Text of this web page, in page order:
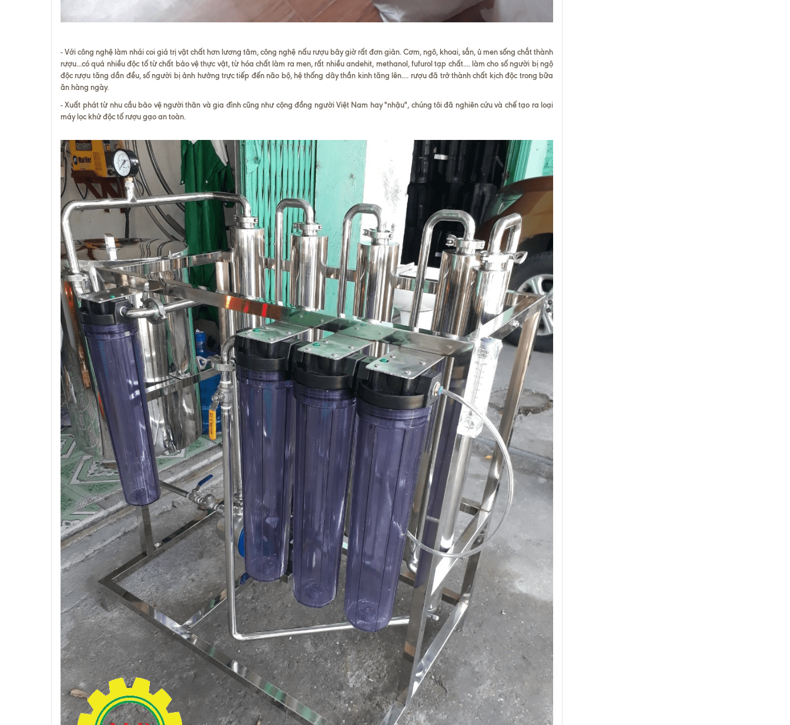
- Với công nghệ làm nhái coi giá trị vật chất hơn lương tâm, công nghệ nấu rượu bây giờ rất đơn giản. Cơm, ngô, khoai, sắn, ủ men sống chắt thành
rượu...có quá nhiều độc tố từ chất bảo vệ thực vật, từ hóa chất làm ra men, rất nhiều andehit, methanol, fufurol tạp chất.... làm cho số người bị ngộ
độc rượu tăng dần đều, số người bị ảnh hưởng trực tiếp đến não bộ, hệ thống dây thần kinh tăng lên.... rượu đã trở thành chất kịch độc trong bữa
ăn hàng ngày.
- Xuất phát từ nhu cầu bảo vệ người thân và gia đình cũng như cộng đồng người Việt Nam hay "nhậu", chúng tôi đã nghiên cứu và chế tạo ra loại
máy lọc khử độc tố rượu gạo an toàn.